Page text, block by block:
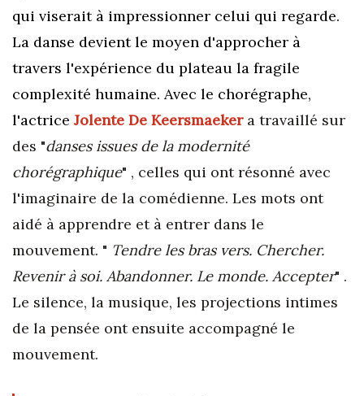
qui viserait à impressionner celui qui regarde.
La danse devient le moyen d'approcher à
travers l'expérience du plateau la fragile
complexité humaine. Avec le chorégraphe,
l'actrice Jolente De Keersmaeker a travaillé sur
des "danses issues de la modernité
chorégraphique" , celles qui ont résonné avec
l'imaginaire de la comédienne. Les mots ont
aidé à apprendre et à entrer dans le
mouvement. " Tendre les bras vers. Chercher.
Revenir à soi. Abandonner. Le monde. Accepter" .
Le silence, la musique, les projections intimes
de la pensée ont ensuite accompagné le
mouvement.